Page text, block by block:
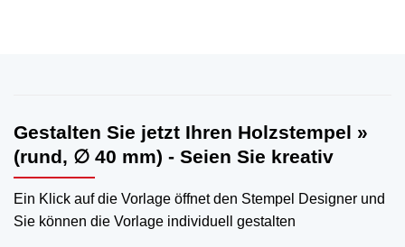
Gestalten Sie jetzt Ihren Holzstempel »
(rund, ∅ 40 mm) - Seien Sie kreativ
Ein Klick auf die Vorlage öffnet den Stempel Designer und
Sie können die Vorlage individuell gestalten